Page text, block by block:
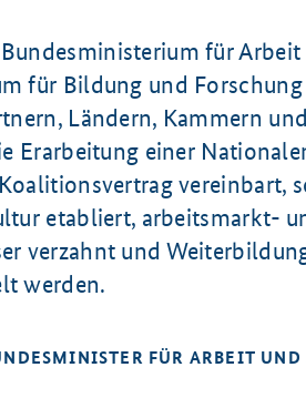
für
für Bildung und
Ländern, Kammern
Erarbeitung einer
vereinbart,
etabliert, arbeitsmarkt-
verzahnt und
werden.
FÜR ARBEIT